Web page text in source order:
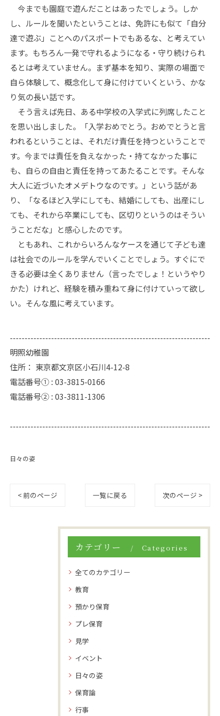
今までも園庭で遊んだことはあったでしょう。しか
し、ルールを聞いたということは、免許にも似て「自分
達で遊ぶ」ことへのパスポートでもあるな、と考えてい
ます。もちろん一発で守れるようになる・守り続けられ
るとは考えていません。まず基本を知り、実際の場面で
自ら体験して、概念化して身に付けていくという、かな
り気の長い話です。
そう言えば先日、ある中学校の入学式に列席したこと
を思い出しました。「入学おめでとう。おめでとうと言
われるということは、それだけ責任を持つということで
す。今までは責任を負えなかった・持てなかった事に
も、自らの自由と責任を持ってあたることです。そんな
大人に近づいたオメデトウなのです。」という話があ
り、「なるほど入学にしても、結婚にしても、出産にし
ても、それから卒業にしても、区切りというのはそうい
うことだな」と感心したのです。
ともあれ、これからいろんなケースを通じて子ども達
は社会でのルールを学んでいくことでしょう。すぐにで
きる必要は全くありません（言ったでしょ！というやり
かた）けれど、経験を積み重ねて身に付けていって欲し
い。そんな風に考えています。
--------------------------------------------------------------------
明照幼稚園
住所： 東京都文京区小石川4-12-8
電話番号① : 03-3815-0166
電話番号② : 03-3811-1306
--------------------------------------------------------------------
日々の姿
< 前のページ 一覧に戻る 次のページ >
カテゴリー Categories
全てのカテゴリー
教育
預かり保育
プレ保育
見学
イベント
日々の姿
保育論
行事